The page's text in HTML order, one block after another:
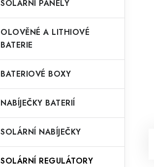
SOLÁRNÍ PANELY
OLOVĚNÉ A LITHIOVÉ
BATERIE
BATERIOVÉ BOXY
NABÍJEČKY BATERIÍ
SOLÁRNÍ NABÍJEČKY
SOLÁRNÍ REGULÁTORY